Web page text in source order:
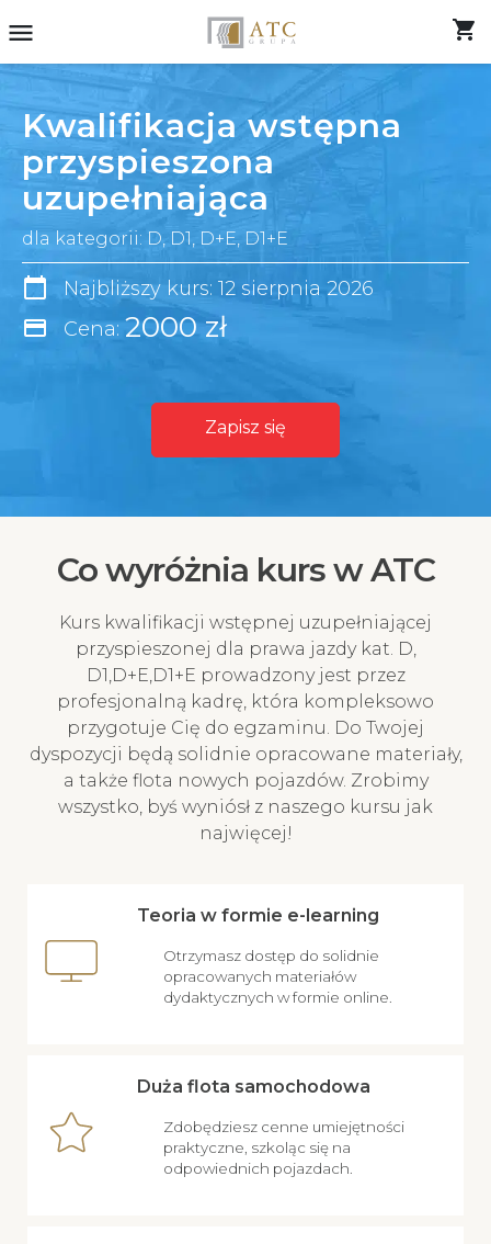
menu shopping_cart
Kwalifikacja wstępna
przyspieszona
uzupełniająca
dla kategorii: D, D1, D+E, D1+E
calendar_today Najbliższy kurs: 12 sierpnia 2026
credit_card Cena: 2000 zł
Zapisz się
Co wyróżnia kurs w ATC
Kurs kwalifikacji wstępnej uzupełniającej
przyspieszonej dla prawa jazdy kat. D,
D1,D+E,D1+E prowadzony jest przez
profesjonalną kadrę, która kompleksowo
przygotuje Cię do egzaminu. Do Twojej
dyspozycji będą solidnie opracowane materiały,
a także flota nowych pojazdów. Zrobimy
wszystko, byś wyniósł z naszego kursu jak
najwięcej!
Teoria w formie e-learning
Otrzymasz dostęp do solidnie
opracowanych materiałów
dydaktycznych w formie online.
Duża flota samochodowa
Zdobędziesz cenne umiejętności
praktyczne, szkoląc się na
odpowiednich pojazdach.